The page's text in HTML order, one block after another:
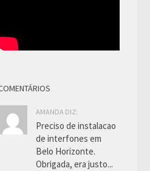
AMANDA DIZ:
Preciso de instalacao
de interfones em
Belo Horizonte.
Obrigada, era justo...